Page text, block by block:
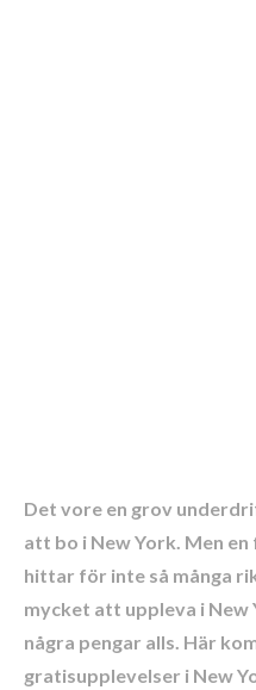
Det vore en grov
att bo i New York. Men
hittar för inte så många
mycket att uppleva i
några pengar alls. Här
gratisupplevelser i New